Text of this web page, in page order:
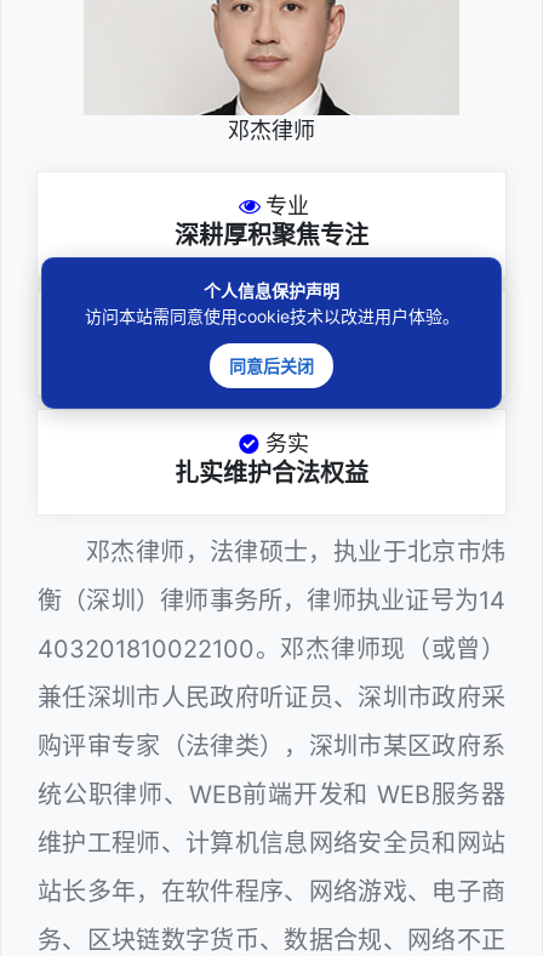
邓杰律师
专业
深耕厚积聚焦专注
尽责
全力办理委托事项
务实
扎实维护合法权益
邓杰律师，法律硕士，执业于北京市炜
衡（深圳）律师事务所，律师执业证号为14
403201810022100。邓杰律师现（或曾）
兼任深圳市人民政府听证员、深圳市政府采
购评审专家（法律类），深圳市某区政府系
统公职律师、WEB前端开发和 WEB服务器
维护工程师、计算机信息网络安全员和网站
站长多年，在软件程序、网络游戏、电子商
务、区块链数字货币、数据合规、网络不正
个人信息保护声明
访问本站需同意使用cookie技术以改进用户体验。
同意后关闭